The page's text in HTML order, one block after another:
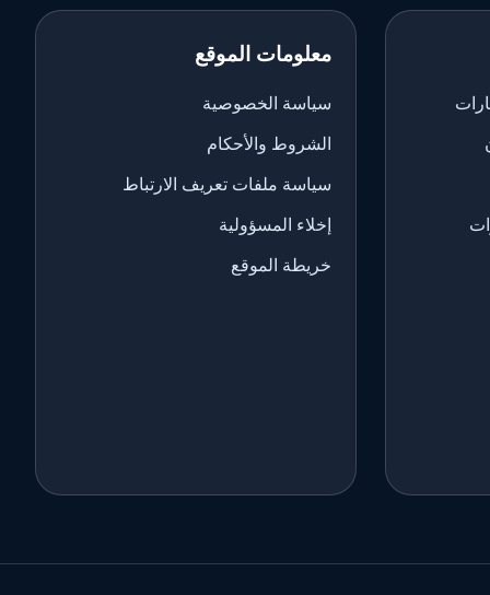
معلومات الموقع
سياسة الخصوصية
الشروط والأحكام
سياسة ملفات تعريف الارتباط
إخلاء المسؤولية
خريطة الموقع